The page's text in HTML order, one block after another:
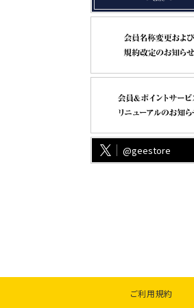
@geestore
ご利用規約